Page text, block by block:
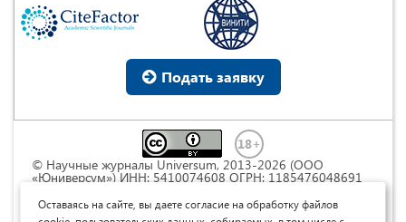
Подать заявку
© Научные журналы Universum, 2013-2026 (ООО
«Юниверсум») ИНН: 5410074608 ОГРН: 1185476048691
Commons « Attribution» («Атрибуция») 4.0
Непортированная
Оставаясь на сайте, вы даете согласие на обработку файлов